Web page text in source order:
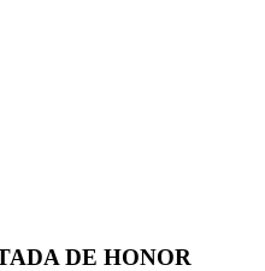
DE HONOR